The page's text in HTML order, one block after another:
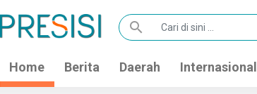
search
Home Berita Daerah Internasional